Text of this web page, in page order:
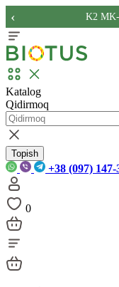
K2 MK-
‹
Katalog
Qidirmoq
Topish
+38 (097) 147-
0